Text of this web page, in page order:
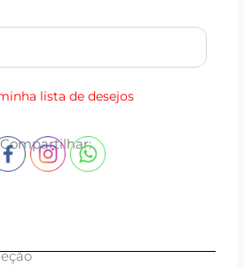
lista de desejos
Compartilhar: